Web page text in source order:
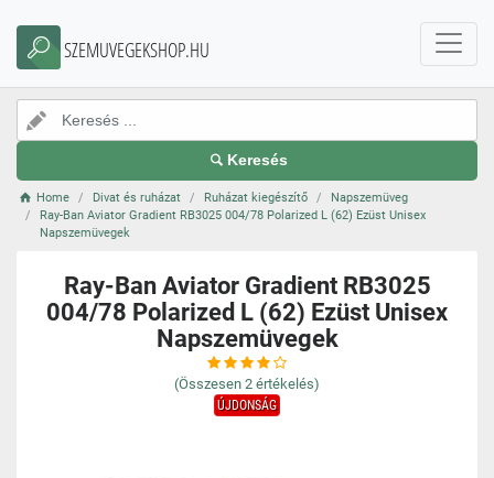
SZEMUVEGEKSHOP.HU
Keresés
Home Divat és ruházat Ruházat kiegészítő
Napszemüveg
Ray-Ban Aviator Gradient RB3025 004/78 Polarized L (62) Ezüst Unisex
Napszemüvegek
Ray-Ban Aviator Gradient RB3025
004/78 Polarized L (62) Ezüst Unisex
Napszemüvegek
(Összesen 2 értékelés)
ÚJDONSÁG